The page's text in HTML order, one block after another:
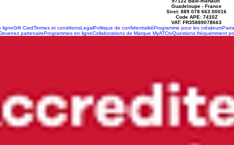
Guadeloupe - France
Siret: 889 078 663 00016
Code APE: 7410Z
VAT: FR35889078663
ligneGift CardTermes et conditionsLegalPolitique de confidentialitéProgramme pour les créateurs
partenaireProgrammes en ligneCollaborations de Marque MyATCtvQuestions fréquemment